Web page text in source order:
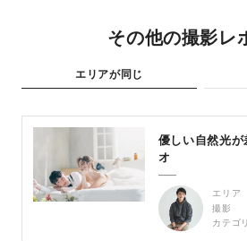
その他の撮影レ
エリアが同じ
優しい自然光
オ
エリア
撮影
カテゴリ